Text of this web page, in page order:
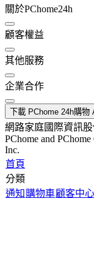
關於PChome24h
顧客權益
其他服務
企業合作
下載 PChome 24h購物
網路家庭國際資訊
PChome and
Inc.
首頁
分類
通知 購物車顧客中心